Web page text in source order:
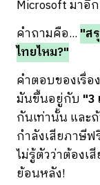
Microsoft มาอี
คำถามคือ... "ส
ไทยไหม?"
คำตอบของเรื่อ
มันขึ้นอยู่กับ "3
กันเท่านั้น และ
กำลังเสียภาษี
ไม่รู้ตัวว่าต้องเ
ย้อนหลัง!